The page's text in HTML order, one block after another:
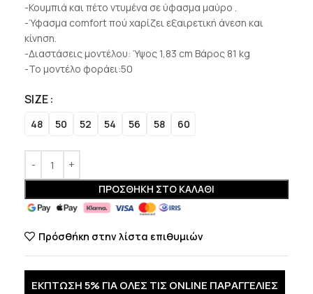
-Κουμπιά και πέτο ντυμένα σε ύφασμα μαύρο .
-Ύφασμα comfort πού χαρίζει εξαιρετική άνεση και
κίνηση.
-Διαστάσεις μοντέλου: Ύψος 1,83 cm Βάρος 81 kg
-Το μοντέλο φοράει:50
SIZE
48 50 52 54 56 58 60
ΠΡΟΣΘΉΚΗ ΣΤΟ ΚΑΛΆΘΙ
Πρόσθήκη στην λίστα επιθυμιών
ΕΚΠΤΩΣΗ 5% ΓΙΑ ΟΛΕΣ ΤΙΣ ONLINE ΠΑΡΑΓΓΕΛΙΕΣ